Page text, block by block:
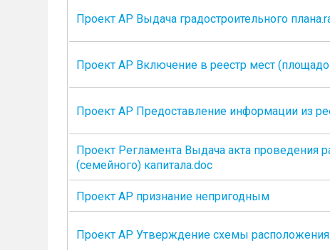
Проект АР Выдача градостроительного
Проект АР Включение в реестр мест
Проект АР Предоставление информации из
Проект Регламента Выдача акта проведения
(семейного) капитала.doc
Проект АР признание непригодным
Проект АР Утверждение схемы расположения